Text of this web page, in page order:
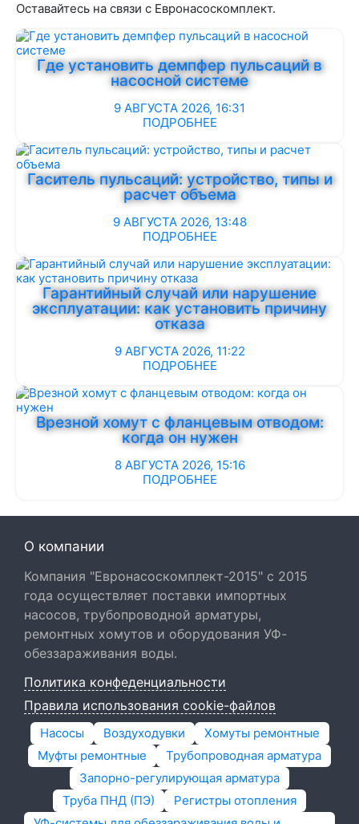
Оставайтесь на связи с Евронасоскомплект.
Где установить демпфер пульсаций в
насосной системе
9 АВГУСТА 2026, 16:31
ПОДРОБНЕЕ
Гаситель пульсаций: устройство, типы и
расчет объема
9 АВГУСТА 2026, 13:48
ПОДРОБНЕЕ
Гарантийный случай или нарушение
эксплуатации: как установить причину
отказа
9 АВГУСТА 2026, 11:22
ПОДРОБНЕЕ
Врезной хомут с фланцевым отводом:
когда он нужен
8 АВГУСТА 2026, 15:16
ПОДРОБНЕЕ
О компании
Компания "Евронасоскомплект-2015" с 2015
года осуществляет поставки импортных
насосов, трубопроводной арматуры,
ремонтных хомутов и оборудования УФ-
обеззараживания воды.
Политика конфеденциальности
Правила использования cookie-файлов
Насосы Воздуходувки
Хомуты ремонтные
Муфты ремонтные
Трубопроводная арматура
Запорно-регулирующая арматура
Труба ПНД (ПЭ)
Регистры отопления